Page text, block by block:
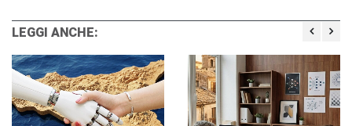
LEGGI ANCHE: